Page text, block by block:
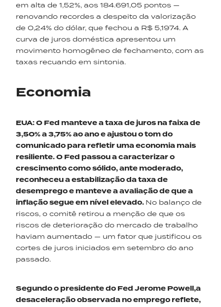
em alta de 1,52%, aos 184.691,05 pontos —
renovando recordes a despeito da valorização
de 0,24% do dólar, que fechou a R$ 5,1974. A
curva de juros doméstica apresentou um
movimento homogêneo de fechamento, com as
taxas recuando em sintonia.
Economia
EUA: O Fed manteve a taxa de juros na faixa de
3,50% a 3,75% ao ano e ajustou o tom do
comunicado para refletir uma economia mais
resiliente. O Fed passou a caracterizar o
crescimento como sólido, ante moderado,
reconheceu a estabilização da taxa de
desemprego e manteve a avaliação de que a
inflação segue em nível elevado. No balanço de
riscos, o comitê retirou a menção de que os
riscos de deterioração do mercado de trabalho
haviam aumentado — um fator que justificou os
cortes de juros iniciados em setembro do ano
passado.
Segundo o presidente do Fed Jerome Powell,a
desaceleração observada no emprego reflete,